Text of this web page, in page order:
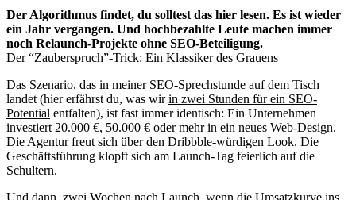
Der Algorithmus findet, du solltest das hier lesen. Es ist wieder
ein Jahr vergangen. Und hochbezahlte Leute machen immer
noch Relaunch-Projekte ohne SEO-Beteiligung.
Der “Zauberspruch”-Trick: Ein Klassiker des Grauens
Das Szenario, das in meiner SEO-Sprechstunde auf dem Tisch
landet (hier erfährst du, was wirin zwei Stunden für ein SEO-
Potential entfalten), ist fast immer identisch: Ein Unternehmen
investiert 20.000 €, 50.000 € oder mehr in ein neues Web-Design.
Die Agentur freut sich über den Dribbble-würdigen Look. Die
Geschäftsführung klopft sich am Launch-Tag feierlich auf die
Schultern.
Und dann, zwei Wochen nach Launch, wenn die Umsatzkurve ins